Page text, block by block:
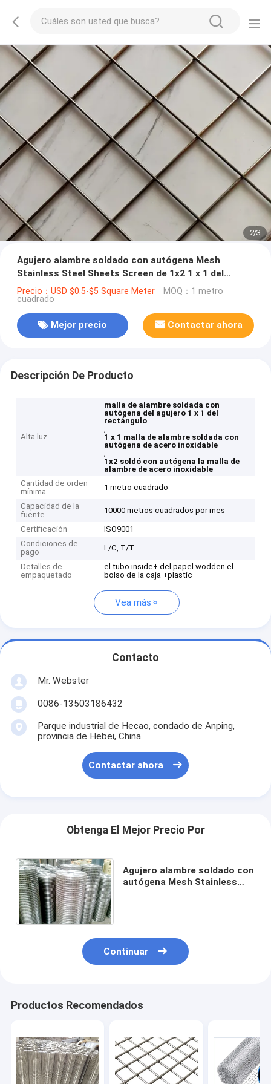
2/3
Agujero alambre soldado con autógena Mesh
Stainless Steel Sheets Screen de 1x2 1 x 1 del
rectángulo
Precio：USD $0.5-$5 Square Meter MOQ：1 metro
cuadrado
Mejor precio Contactar ahora
Descripción De Producto
Alta luz
malla de alambre soldada con
autógena del agujero 1 x 1 del
rectángulo
,
1 x 1 malla de alambre soldada con
autógena de acero inoxidable
,
1x2 soldó con autógena la malla de
alambre de acero inoxidable
Cantidad de orden
mínima
1 metro cuadrado
Capacidad de la
fuente
10000 metros cuadrados por mes
Certificación
ISO9001
Condiciones de
pago
L/C, T/T
Detalles de
empaquetado
el tubo inside+ del papel wodden el
bolso de la caja +plastic
Vea más
Contacto
Mr. Webster
0086-13503186432
Parque industrial de Hecao, condado de Anping,
provincia de Hebei, China
Contactar ahora
Obtenga El Mejor Precio Por
Agujero alambre soldado con
autógena Mesh Stainless
Continuar
Productos Recomendados